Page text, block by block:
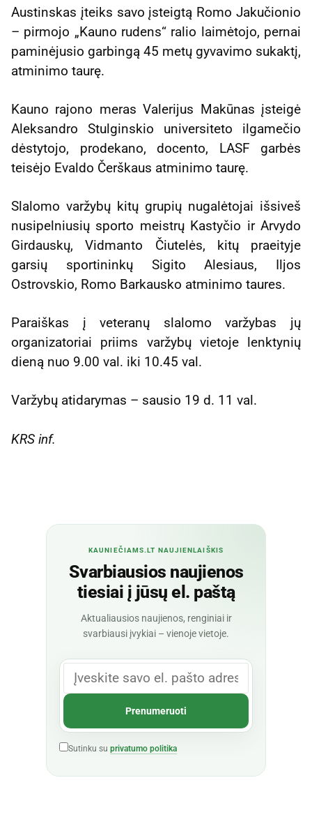
Austinskas įteiks savo įsteigtą Romo Jakučionio
– pirmojo „Kauno rudens“ ralio laimėtojo, pernai
paminėjusio garbingą 45 metų gyvavimo sukaktį,
atminimo taurę.
Kauno rajono meras Valerijus Makūnas įsteigė
Aleksandro Stulginskio universiteto ilgamečio
dėstytojo, prodekano, docento, LASF garbės
teisėjo Evaldo Čerškaus atminimo taurę.
Slalomo varžybų kitų grupių nugalėtojai išsiveš
nusipelniusių sporto meistrų Kastyčio ir Arvydo
Girdauskų, Vidmanto Čiutelės, kitų praeityje
garsių sportininkų Sigito Alesiaus, Iljos
Ostrovskio, Romo Barkausko atminimo taures.
Paraiškas į veteranų slalomo varžybas jų
organizatoriai priims varžybų vietoje lenktynių
dieną nuo 9.00 val. iki 10.45 val.
Varžybų atidarymas – sausio 19 d. 11 val.
KRS inf.
KAUNIEČIAMS.LT NAUJIENLAIŠKIS
Svarbiausios naujienos
tiesiai į jūsų el. paštą
Aktualiausios naujienos, renginiai ir
svarbiausi įvykiai – vienoje vietoje.
Sutinku su privatumo politika